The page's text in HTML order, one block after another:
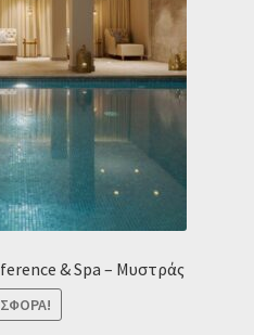
& Spa – Μυστράς